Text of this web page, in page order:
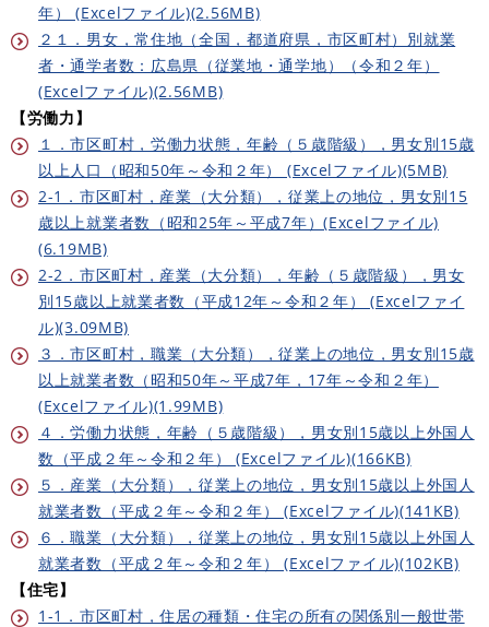
年） (Excelファイル)(2.56MB)
２１．男女，常住地（全国，都道府県，市区町村）別就業
者・通学者数：広島県（従業地・通学地）（令和２年）
(Excelファイル)(2.56MB)
【労働力】
１．市区町村，労働力状態，年齢（５歳階級），男女別15歳
以上人口（昭和50年～令和２年） (Excelファイル)(5MB)
2-1．市区町村，産業（大分類），従業上の地位，男女別15
歳以上就業者数（昭和25年～平成7年）(Excelファイル)
(6.19MB)
2-2．市区町村，産業（大分類），年齢（５歳階級），男女
別15歳以上就業者数（平成12年～令和２年） (Excelファイ
ル)(3.09MB)
３．市区町村，職業（大分類），従業上の地位，男女別15歳
以上就業者数（昭和50年～平成7年，17年～令和２年）
(Excelファイル)(1.99MB)
４．労働力状態，年齢（５歳階級），男女別15歳以上外国人
数（平成２年～令和２年） (Excelファイル)(166KB)
５．産業（大分類），従業上の地位，男女別15歳以上外国人
就業者数（平成２年～令和２年） (Excelファイル)(141KB)
６．職業（大分類），従業上の地位，男女別15歳以上外国人
就業者数（平成２年～令和２年） (Excelファイル)(102KB)
【住宅】
1-1．市区町村，住居の種類・住宅の所有の関係別一般世帯